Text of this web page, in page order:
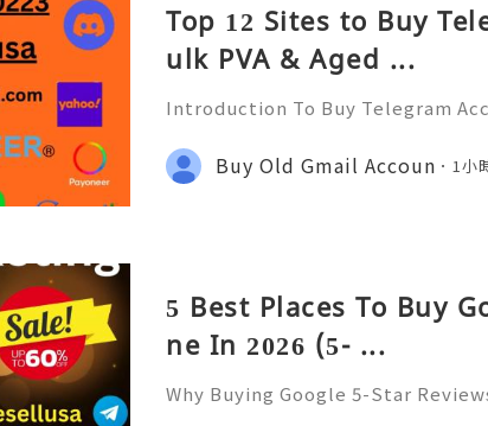
Top 12 Sites to Buy
ulk PVA & Aged ...
Introduction To Buy Telegram
l role in connecting people,
mong these platforms, Tele
Buy Old Gmail Accoun 1小
5 Best Places To Buy
ne In 2026 (5- ...
Why Buying Google 5-Star